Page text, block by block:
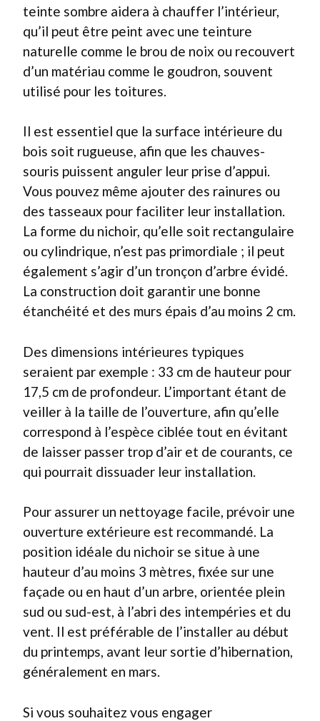
teinte sombre aidera à chauffer l’intérieur,
qu’il peut être peint avec une teinture
naturelle comme le brou de noix ou recouvert
d’un matériau comme le goudron, souvent
utilisé pour les toitures.
Il est essentiel que la surface intérieure du
bois soit rugueuse, afin que les chauves-
souris puissent anguler leur prise d’appui.
Vous pouvez même ajouter des rainures ou
des tasseaux pour faciliter leur installation.
La forme du nichoir, qu’elle soit rectangulaire
ou cylindrique, n’est pas primordiale ; il peut
également s’agir d’un tronçon d’arbre évidé.
La construction doit garantir une bonne
étanchéité et des murs épais d’au moins 2 cm.
Des dimensions intérieures typiques
seraient par exemple : 33 cm de hauteur pour
17,5 cm de profondeur. L’important étant de
veiller à la taille de l’ouverture, afin qu’elle
correspond à l’espèce ciblée tout en évitant
de laisser passer trop d’air et de courants, ce
qui pourrait dissuader leur installation.
Pour assurer un nettoyage facile, prévoir une
ouverture extérieure est recommandé. La
position idéale du nichoir se situe à une
hauteur d’au moins 3 mètres, fixée sur une
façade ou en haut d’un arbre, orientée plein
sud ou sud-est, à l’abri des intempéries et du
vent. Il est préférable de l’installer au début
du printemps, avant leur sortie d’hibernation,
généralement en mars.
Si vous souhaitez vous engager